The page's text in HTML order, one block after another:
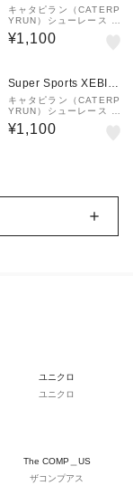
&mall店
キャタピラン（CATERP
YRUN）シューレース 靴
ひも マジックレース2.0
135cm ブルーパターン
¥1,100
Super Sports XEBIO
&mall店
キャタピラン（CATERP
YRUN）シューレース 靴
ひも マジックレース2.0
135cm グリーンパター
¥1,100
ユニクロ
ユニクロ
The COMP＿US
ザコンプアス